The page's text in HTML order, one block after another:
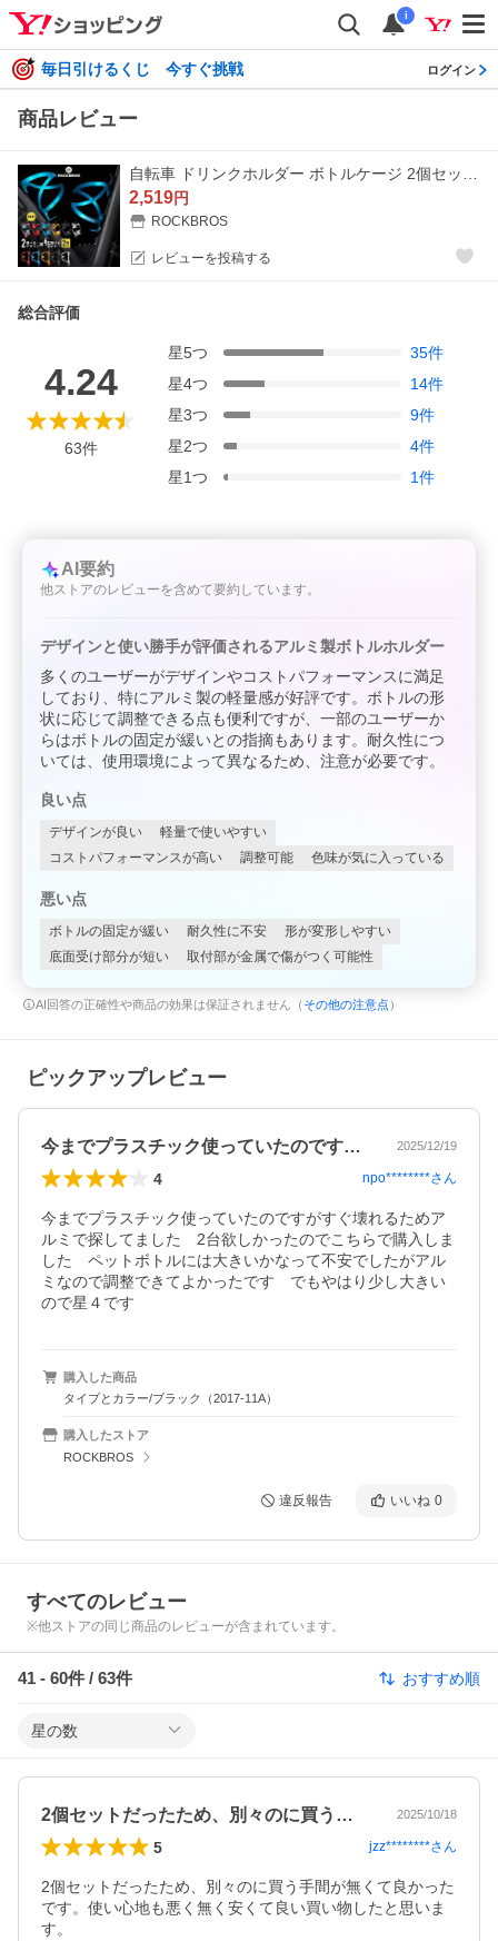
i
毎日引けるくじ 今すぐ挑戦 ログイン
商品レビュー
2,519円
ROCKBROS
レビューを投稿する
総合評価
4.24
63件
星5つ 35件
星4つ 14件
星3つ 9件
星2つ 4件
星1つ 1件
AI要約
他ストアのレビューを含めて要約しています。
デザインと使い勝手が評価されるアルミ製ボトルホルダー
多くのユーザーがデザインやコストパフォーマンスに満足
しており、特にアルミ製の軽量感が好評です。ボトルの形
状に応じて調整できる点も便利ですが、一部のユーザーか
らはボトルの固定が緩いとの指摘もあります。耐久性につ
いては、使用環境によって異なるため、注意が必要です。
良い点
デザインが良い
軽量で使いやすい
コストパフォーマンスが高い
調整可能 色味が気に入っている
悪い点
ボトルの固定が緩い 耐久性に不安
形が変形しやすい
底面受け部分が短い
取付部が金属で傷がつく可能性
AI回答の正確性や商品の効果は保証されません（ その他の注意点 ）
ピックアップレビュー
今までプラスチック使っていたのですがす… 2025/12/19
4 npo********さん
今までプラスチック使っていたのですがすぐ壊れるためア
ルミで探してました　2台欲しかったのでこちらで購入しま
した　ペットボトルには大きいかなって不安でしたがアル
ミなので調整できてよかったです　でもやはり少し大きい
ので星４です
購入した商品
タイプとカラー/ブラック（2017-11A）
購入したストア
ROCKBROS
違反報告 いいね 0
すべてのレビュー
※他ストアの同じ商品のレビューが含まれています。
41 - 60件 / 63件 おすすめ順
星の数
2個セットだったため、別々のに買う手間… 2025/10/18
5 jzz********さん
2個セットだったため、別々のに買う手間が無くて良かった
です。使い心地も悪く無く安くて良い買い物したと思いま
す。